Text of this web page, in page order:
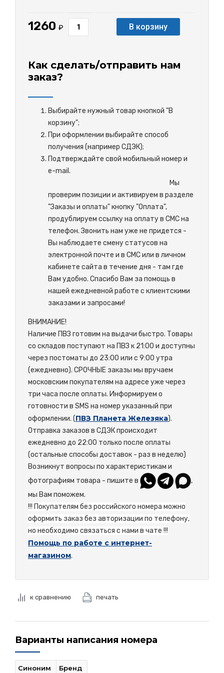
1260 ₽ В корзину
Как сделать/отправить нам
заказ?
Выбирайте нужный товар кнопкой "В
корзину";
При оформлении выбирайте способ
получения (например СДЭК);
Подтверждайте свой мобильный номер и
e-mail.
Мы
проверим позиции и активируем в разделе
"Заказы и оплаты" кнопку "Оплата",
продублируем ссылку на оплату в СМС на
телефон. Звонить нам уже не придется -
Вы наблюдаете смену статусов на
электронной почте и в СМС или в личном
кабинете сайта в течение дня - там где
Вам удобно. Спасибо Вам за помощь в
нашей ежедневной работе с клиентскими
заказами и запросами!
ВНИМАНИЕ!
Наличие ПВЗ готовим на выдачи быстро. Товары
со складов поступают на ПВЗ к 21:00 и доступны
через постоматы до 23:00 или с 9:00 утра
(ежедневно). СРОЧНЫЕ заказы мы вручаем
московским покупателям на адресе уже через
три часа после оплаты. Информируем о
готовности в SMS на номер указанный при
оформлении. (ПВЗ Планета Железяка).
Отправка заказов в СДЭК происходит
ежедневно до 22:00 только после оплаты
(остальные способы доставок - раз в неделю)
Возникнут вопросы по характеристикам и
фотографиям товара - пишите в
,
мы Вам поможем.
!!! Покупателям без российского номера можно
оформить заказ без авторизации по телефону,
но необходимо связаться с нами в чате !!!
Помощь по работе с интернет-
магазином.
к сравнению печать
Варианты написания номера
Синоним Бренд